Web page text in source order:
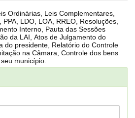
Leis Complementares,
LOA, RREO, Resoluções,
Interno, Pauta das Sessões
da LAI, Atos de Julgamento do
de seu município.